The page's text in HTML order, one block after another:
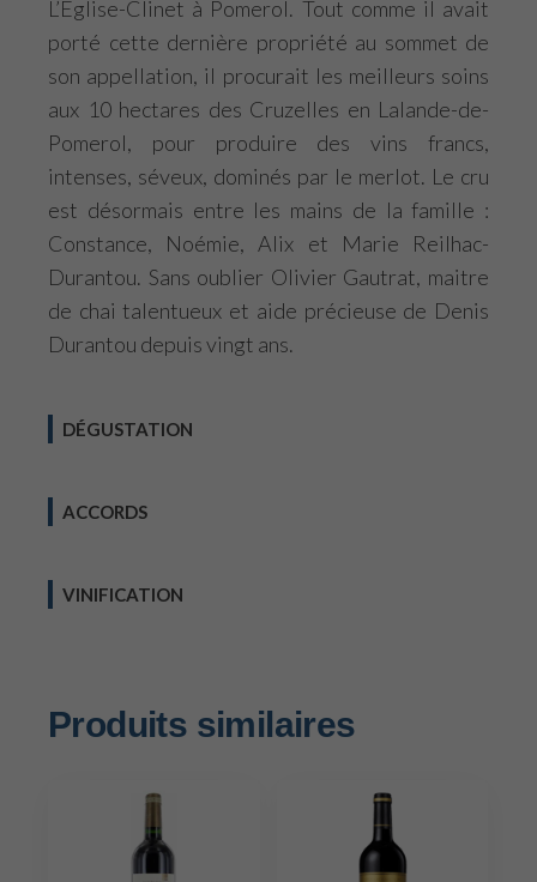
L’Eglise-Clinet à Pomerol. Tout comme il avait
porté cette dernière propriété au sommet de
son appellation, il procurait les meilleurs soins
aux 10 hectares des Cruzelles en Lalande-de-
Pomerol, pour produire des vins francs,
intenses, séveux, dominés par le merlot. Le cru
est désormais entre les mains de la famille :
Constance, Noémie, Alix et Marie Reilhac-
Durantou. Sans oublier Olivier Gautrat, maitre
de chai talentueux et aide précieuse de Denis
Durantou depuis vingt ans.
DÉGUSTATION
ACCORDS
VINIFICATION
Produits similaires